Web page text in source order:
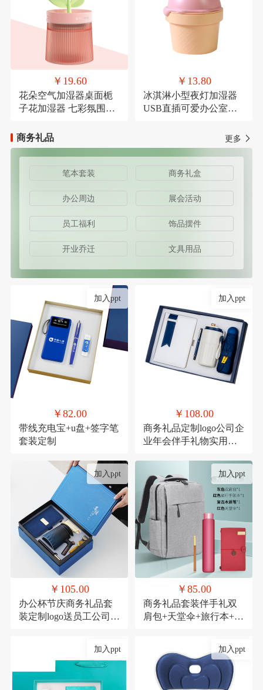
￥19.60
花朵空气加湿器桌面栀
子花加湿器 七彩氛围灯
￥13.80
冰淇淋小型夜灯加湿器
USB直插可爱办公室桌
商务礼品
更多
笔本套装 商务礼盒
办公周边 展会活动
员工福利 饰品摆件
开业乔迁 文具用品
加入ppt
￥82.00
带线充电宝+u盘+签字笔
套装定制
加入ppt
￥108.00
商务礼品定制logo公司企
业年会伴手礼物实用高
加入ppt
￥105.00
办公杯节庆商务礼品套
装定制logo送员工公司周
加入ppt
￥85.00
商务礼品套装伴手礼双
肩包+天堂伞+旅行本+木
加入ppt 加入ppt